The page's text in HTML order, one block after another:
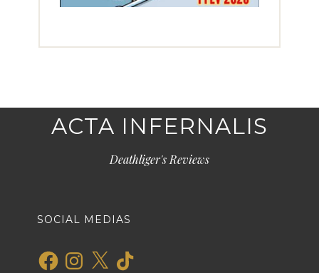
ACTA INFERNALIS
Deathliger's Reviews
SOCIAL MEDIAS
FacebookInstagram
X TikTok